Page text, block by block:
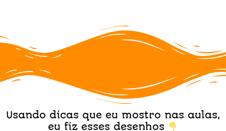
Usando dicas que eu mostro nas aulas,
eu fiz esses desenhos